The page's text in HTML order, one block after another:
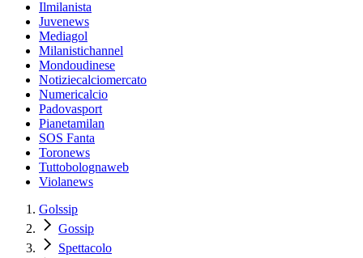
Ilmilanista
Juvenews
Mediagol
Milanistichannel
Mondoudinese
Notiziecalciomercato
Numericalcio
Padovasport
Pianetamilan
SOS Fanta
Toronews
Tuttobolognaweb
Violanews
Golssip
Gossip
Spettacolo